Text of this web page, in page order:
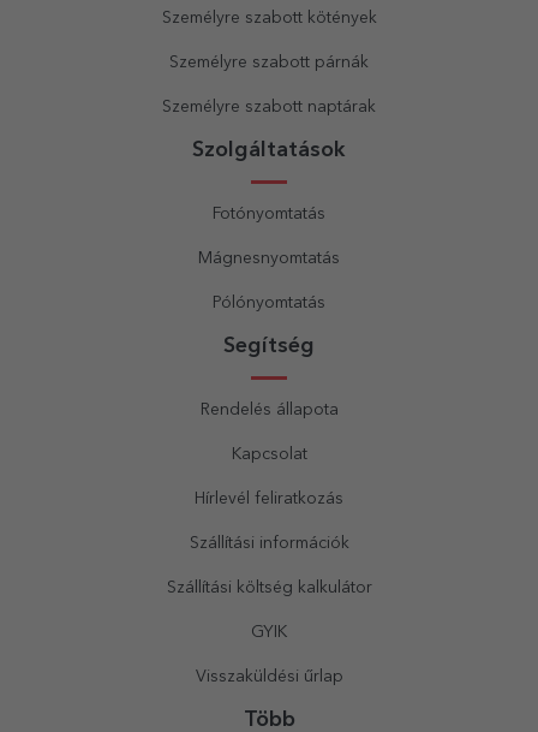
Személyre szabott kötények
Személyre szabott párnák
Személyre szabott naptárak
Szolgáltatások
Fotónyomtatás
Mágnesnyomtatás
Pólónyomtatás
Segítség
Rendelés állapota
Kapcsolat
Hírlevél feliratkozás
Szállítási információk
Szállítási költség kalkulátor
GYIK
Visszaküldési űrlap
Több